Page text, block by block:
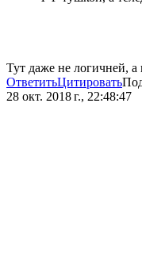
Тут даже не логичней,
ОтветитьЦитировать
28 окт. 2018 г., 22:48:47